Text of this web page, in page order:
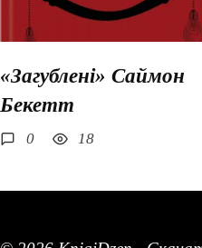
«Загублені» Саймон
Бекетт
0 18